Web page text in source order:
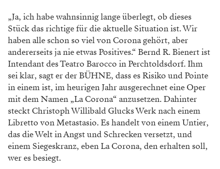
„Ja, ich habe wahnsinnig lange überlegt, ob dieses
Stück das richtige für die aktuelle Situation ist. Wir
haben alle schon so viel von Corona gehört, aber
andererseits ja nie etwas Positives.“ Bernd R. Bienert ist
Intendant des Teatro Barocco in Perchtoldsdorf. Ihm
sei klar, sagt er der BÜHNE, dass es Risiko und Pointe
in einem ist, im heurigen Jahr ausgerechnet eine Oper
mit dem Namen „La Corona“ anzusetzen. Dahinter
steckt Christoph Willibald Glucks Werk nach einem
Libretto von Metastasio. Es handelt von einem Untier,
das die Welt in Angst und Schrecken versetzt, und
einem Siegeskranz, eben La Corona, den erhalten soll,
wer es besiegt.